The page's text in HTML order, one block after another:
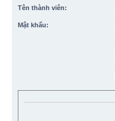
Tên thành viên:
Mật khẩu: